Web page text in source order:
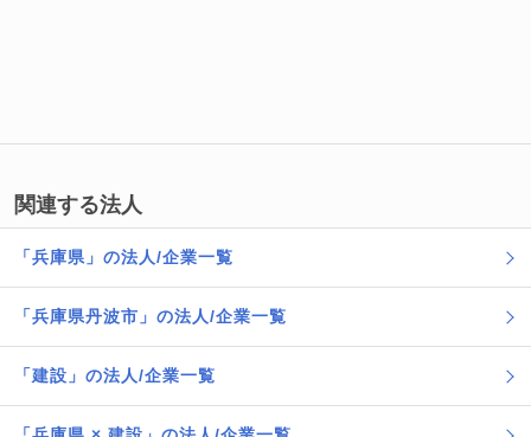
関連する法人
「兵庫県」の法人/企業一覧
「兵庫県丹波市」の法人/企業一覧
「建設」の法人/企業一覧